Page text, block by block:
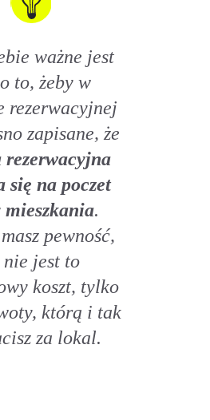
ważne jest
to, żeby w
rezerwacyjnej
zapisane, że
rezerwacyjna
się na poczet
mieszkania.
pewność,
nie jest to
koszt, tylko
którą i tak
za lokal.